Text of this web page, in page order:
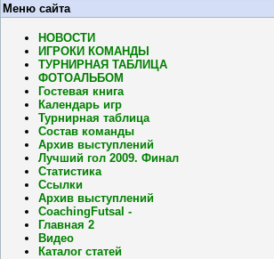
Меню сайта
НОВОСТИ
ИГРОКИ КОМАНДЫ
ТУРНИРНАЯ ТАБЛИЦА
ФОТОАЛЬБОМ
Гостевая книга
Календарь игр
Турнирная таблица
Состав команды
Архив выступлений
Лучший гол 2009. Финал
Статистика
Ссылки
Архив выступлений
CoachingFutsal -
Главная 2
Видео
Каталог статей